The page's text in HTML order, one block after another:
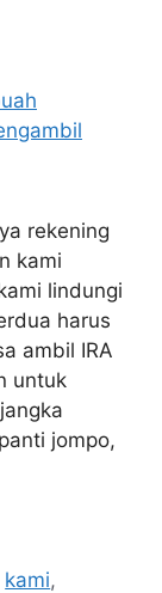
rekening
kami
lindungi
harus
ambil IRA
untuk
jompo,
kami,